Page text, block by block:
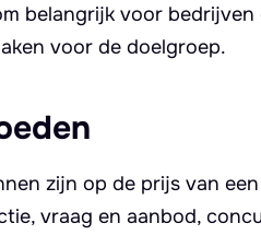
belangrijk voor
voor de doelgroep.
zijn op de prijs van
vraag en aanbod,